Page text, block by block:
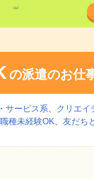
の派遣のお仕
サービス系、 クリエイ
職種未経験OK、 友だち